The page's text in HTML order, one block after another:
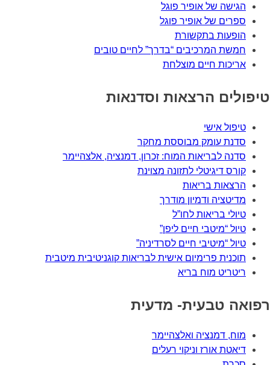
הגישה של אופיר פוגל
ספרים של אופיר פוגל
הופעות בתקשורת
חמשת המרכיבים “בדרך” לחיים טובים
אריכות חיים מוצלחת
טיפולים הרצאות וסדנאות
טיפול אישי
סדנת עומק מבוססת מחקר
סדנה לבריאות המוח: זכרון, דמנציה, אלצהיימר
קורס דיגיטלי לתזונה מצוינת
הרצאות בריאות
מדיטציה ודמיון מודרך
טיולי בריאות לחו”ל
טיול “מיטבי חיים ליפן”
טיול “מיטיבי חיים לסרדיניה”
תוכנית פרימיום אישית לבריאות קוגניטיבית מיטבית
ריטריט מוח בריא
רפואה טבעית- מדעית
מוח, דמנציה ואלצהיימר
דיאטת אורז וניקוי רעלים